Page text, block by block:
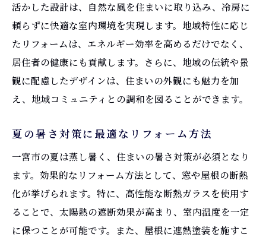
愛知県一宮市特有の気候に適したリフォー
ム
環境に優しいリフォームで地球に貢献
地域特性を活かした愛知県一宮市のリフォーム
事例
例
地域の建材を使ったエコなリフォーム
歴史と共存するリフォームの工夫
愛知県一宮市で人気のリフォームトレンド
活かした設計は、自然な風を住まいに取り込み、冷房に
頼らずに快適な室内環境を実現します。地域特性に応じ
たリフォームは、エネルギー効率を高めるだけでなく、
居住者の健康にも貢献します。さらに、地域の伝統や景
観に配慮したデザインは、住まいの外観にも魅力を加
え、地域コミュニティとの調和を図ることができます。
夏の暑さ対策に最適なリフォーム方法
一宮市の夏は蒸し暑く、住まいの暑さ対策が必須となり
ます。効果的なリフォーム方法として、窓や屋根の断熱
化が挙げられます。特に、高性能な断熱ガラスを使用す
ることで、太陽熱の遮断効果が高まり、室内温度を一定
に保つことが可能です。また、屋根に遮熱塗装を施すこ